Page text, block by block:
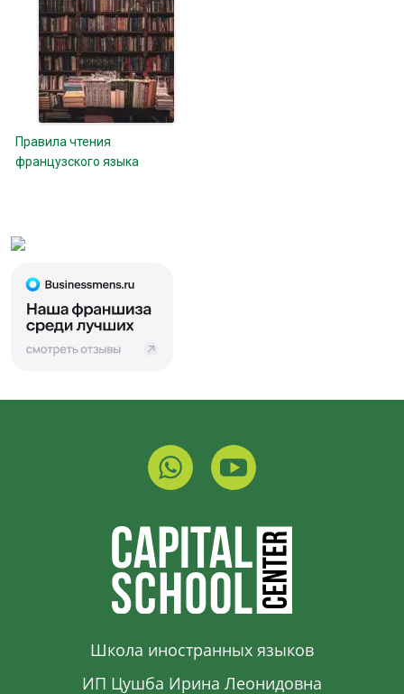
Правила чтения
французского языка
Школа иностранных языков
ИП Цушба Ирина Леонидовна